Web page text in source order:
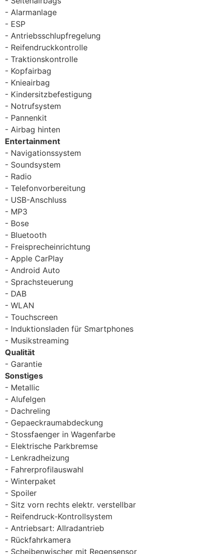
Alarmanlage
ESP
Antriebsschlupfregelung
Reifendruckkontrolle
Traktionskontrolle
Kopfairbag
Knieairbag
Kindersitzbefestigung
Notrufsystem
Pannenkit
Airbag hinten
Entertainment
Navigationssystem
Soundsystem
Radio
Telefonvorbereitung
USB-Anschluss
MP3
Bose
Bluetooth
Freisprecheinrichtung
Apple CarPlay
Android Auto
Sprachsteuerung
DAB
WLAN
Touchscreen
Induktionsladen für Smartphones
Musikstreaming
Qualität
Garantie
Sonstiges
Metallic
Alufelgen
Dachreling
Gepaeckraumabdeckung
Stossfaenger in Wagenfarbe
Elektrische Parkbremse
Lenkradheizung
Fahrerprofilauswahl
Winterpaket
Spoiler
Sitz vorn rechts elektr. verstellbar
Reifendruck-Kontrollsystem
Antriebsart: Allradantrieb
Rückfahrkamera
Scheibenwischer mit Regensensor